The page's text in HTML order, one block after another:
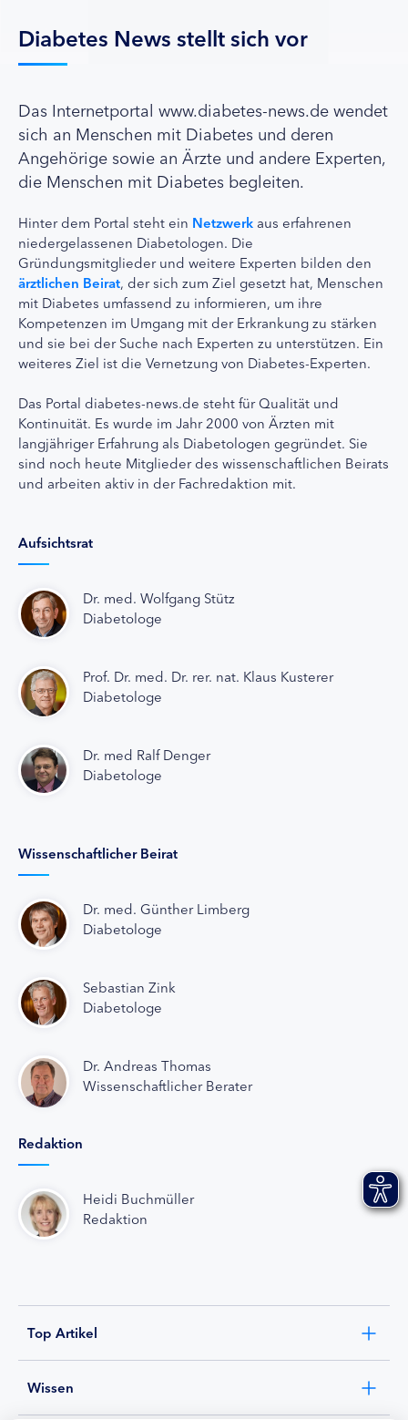
Diabetes News stellt sich vor
Das Internetportal www.diabetes-news.de wendet
sich an Menschen mit Diabetes und deren
Angehörige sowie an Ärzte und andere Experten,
die Menschen mit Diabetes begleiten.
Hinter dem Portal steht ein Netzwerk aus erfahrenen
niedergelassenen Diabetologen. Die
Gründungsmitglieder und weitere Experten bilden den
ärztlichen Beirat, der sich zum Ziel gesetzt hat, Menschen
mit Diabetes umfassend zu informieren, um ihre
Kompetenzen im Umgang mit der Erkrankung zu stärken
und sie bei der Suche nach Experten zu unterstützen. Ein
weiteres Ziel ist die Vernetzung von Diabetes-Experten.
Das Portal diabetes-news.de steht für Qualität und
Kontinuität. Es wurde im Jahr 2000 von Ärzten mit
langjähriger Erfahrung als Diabetologen gegründet. Sie
sind noch heute Mitglieder des wissenschaftlichen Beirats
und arbeiten aktiv in der Fachredaktion mit.
Aufsichtsrat
Dr. med. Wolfgang Stütz
Diabetologe
Prof. Dr. med. Dr. rer. nat. Klaus Kusterer
Diabetologe
Dr. med Ralf Denger
Diabetologe
Wissenschaftlicher Beirat
Dr. med. Günther Limberg
Diabetologe
Sebastian Zink
Diabetologe
Dr. Andreas Thomas
Wissenschaftlicher Berater
Redaktion
Heidi Buchmüller
Redaktion
Top Artikel
Wissen